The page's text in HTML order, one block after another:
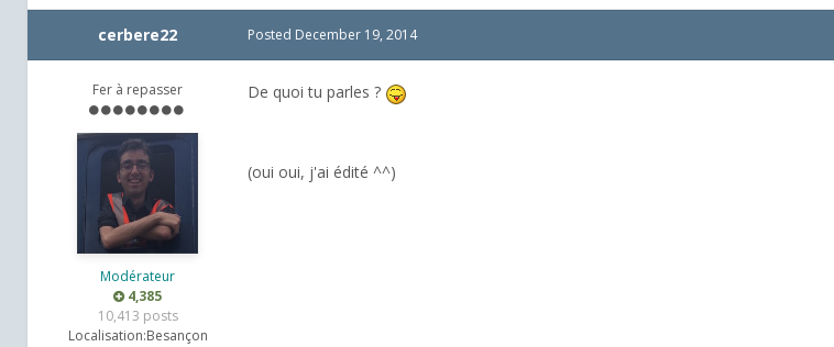
cerbere22
Fer à repasser
Modérateur
4,385
10,413 posts
Localisation:Besançon
Posted December 19, 2014
De quoi tu parles ?
(oui oui, j'ai édité ^^)